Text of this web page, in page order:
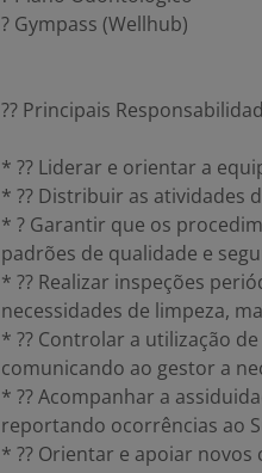
? Gympass (Wellhub)
?? Principais
* ?? Liderar e orientar a
* ?? Distribuir as atividades
* ? Garantir que os
padrões de qualidade e
* ?? Realizar inspeções
necessidades de limpeza,
* ?? Controlar a utilização
comunicando ao gestor a
* ?? Acompanhar a
reportando ocorrências ao
* ?? Orientar e apoiar